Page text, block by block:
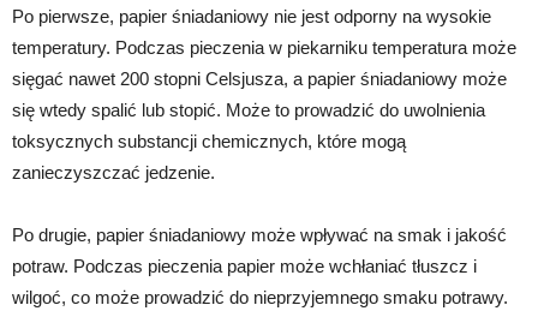
Po pierwsze, papier śniadaniowy nie jest odporny na wysokie
temperatury. Podczas pieczenia w piekarniku temperatura może
sięgać nawet 200 stopni Celsjusza, a papier śniadaniowy może
się wtedy spalić lub stopić. Może to prowadzić do uwolnienia
toksycznych substancji chemicznych, które mogą
zanieczyszczać jedzenie.
Po drugie, papier śniadaniowy może wpływać na smak i jakość
potraw. Podczas pieczenia papier może wchłaniać tłuszcz i
wilgoć, co może prowadzić do nieprzyjemnego smaku potrawy.